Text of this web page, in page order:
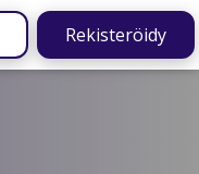
Rekisteröidy